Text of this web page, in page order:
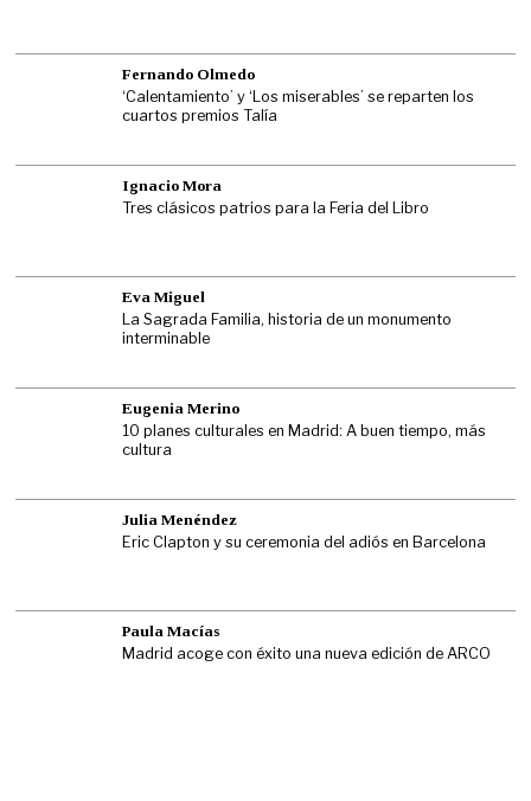
Fernando Olmedo
‘Calentamiento’ y ‘Los miserables’ se reparten los
cuartos premios Talía
Ignacio Mora
Tres clásicos patrios para la Feria del Libro
Eva Miguel
La Sagrada Familia, historia de un monumento
interminable
Eugenia Merino
10 planes culturales en Madrid: A buen tiempo, más
cultura
Julia Menéndez
Eric Clapton y su ceremonia del adiós en Barcelona
Paula Macías
Madrid acoge con éxito una nueva edición de ARCO